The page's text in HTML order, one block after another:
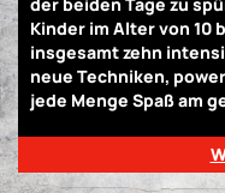
Kinder im Alter von 10
insgesamt zehn
neue Techniken,
jede Menge Spaß am